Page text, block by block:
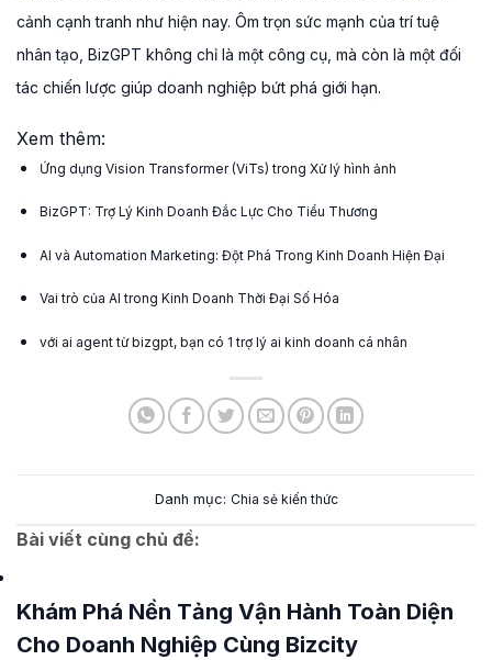
cảnh cạnh tranh như hiện nay. Ôm trọn sức mạnh của trí tuệ
nhân tạo, BizGPT không chỉ là một công cụ, mà còn là một đối
tác chiến lược giúp doanh nghiệp bứt phá giới hạn.
Xem thêm:
Ứng dụng Vision Transformer (ViTs) trong Xử lý hình ảnh
BizGPT: Trợ Lý Kinh Doanh Đắc Lực Cho Tiểu Thương
AI và Automation Marketing: Đột Phá Trong Kinh Doanh Hiện Đại
Vai trò của AI trong Kinh Doanh Thời Đại Số Hóa
với ai agent từ bizgpt, bạn có 1 trợ lý ai kinh doanh cá nhân
Danh mục: Chia sẻ kiến thức
Bài viết cùng chủ đề:
Khám Phá Nền Tảng Vận Hành Toàn Diện
Cho Doanh Nghiệp Cùng Bizcity